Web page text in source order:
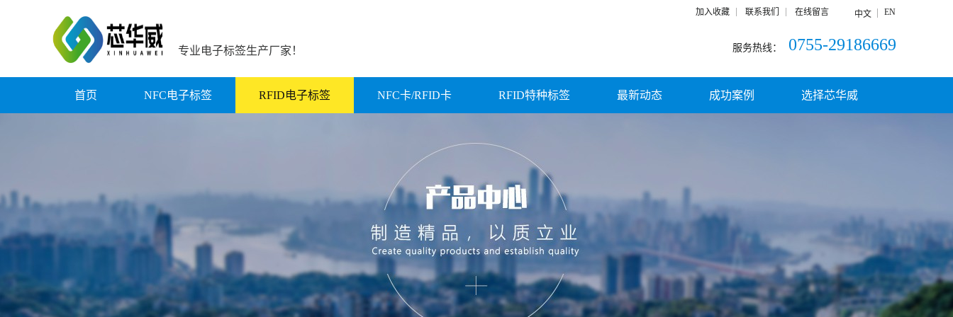
加入收藏 联系我们 在线留言 中文 EN
专业电子标签生产厂家！ 服务热线： 0755-29186669
首页 NFC电子标签 RFID电子标签 NFC卡/RFID卡 RFID特种标签 最新动态 成功案例 选择芯华威